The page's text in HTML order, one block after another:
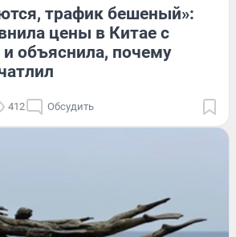
трафик бешеный»:
цены в Китае с
объяснила, почему
412 Обсудить